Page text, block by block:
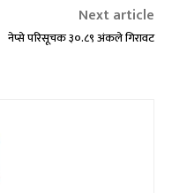
Next article
नेप्से परिसूचक ३०.८९ अंकले गिरावट